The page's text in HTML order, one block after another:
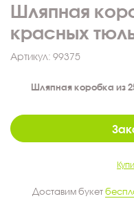
Шляпная
красных
Артикул: 99375
Шляпная коробка из
Доставим букет